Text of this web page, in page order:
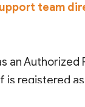
team
an Authorized
registered as